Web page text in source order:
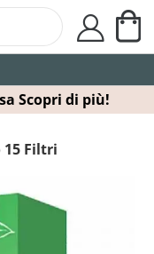
Scopri di più!
user
15 Filtri